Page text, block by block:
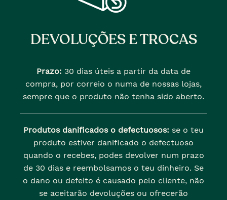
DEVOLUÇÕES E TROCAS
Prazo: 30 dias úteis a partir da data de
compra, por correio o numa de nossas lojas,
sempre que o produto não tenha sido aberto.
Produtos danificados o defectuosos: se o teu
produto estiver danificado o defectuoso
quando o recebes, podes devolver num prazo
de 30 dias e reembolsamos o teu dinheiro. Se
o dano ou defeito é causado pelo cliente, não
se aceitarão devoluções ou ofrecerão